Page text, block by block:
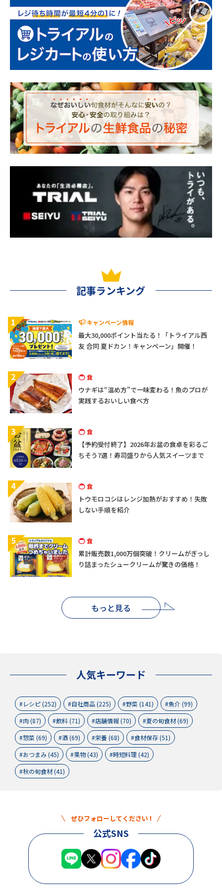
記事ランキング
1 キャンペーン情報
最大30,000ポイント当たる！「トライアル西
友 合同 夏ドカン！キャンペーン」開催！
2 食
ウナギは“温め方”で一味変わる！魚のプロが
実践するおいしい食べ方
3 食
【予約受付終了】2026年お盆の食卓を彩るご
ちそう7選！寿司盛りから人気スイーツまで
4 食
トウモロコシはレンジ加熱がおすすめ！失敗
しない手順を紹介
5 食
累計販売数1,000万個突破！クリームがぎっし
り詰まったシュークリームが驚きの価格！
もっと見る
人気キーワード
レシピ (252) 自社商品 (225) 野菜 (141)
魚介 (99)
肉 (87)
飲料 (71) 店舗情報 (70)
夏の旬食材 (69)
惣菜 (69)
酒 (69) 栄養 (68)
食材保存 (51)
おつまみ (45)
果物 (43)
時短料理 (42)
秋の旬食材 (41)
ぜひフォローしてください !
公式SNS